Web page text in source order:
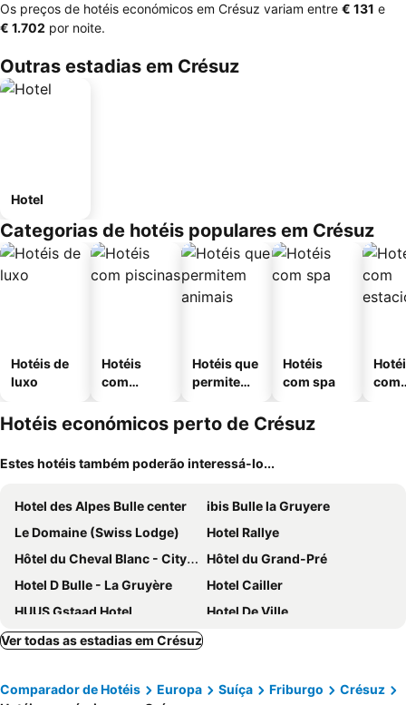
Os preços de hotéis económicos em Crésuz variam entre ‎€ 131 e
‎€ 1.702 por noite.
Outras estadias em Crésuz
Hotel
Categorias de hotéis populares em Crésuz
Hotéis de
luxo
Hotéis
com
Hotéis que
permitem
Hotéis
com spa
com
Hotéis económicos perto de Crésuz
Estes hotéis também poderão interessá-lo...
Hotel des Alpes Bulle center
ibis Bulle la Gruyere
Le Domaine (Swiss Lodge)
Hotel Rallye
Hôtel du Cheval Blanc - City center
Hôtel du Grand-Pré
Hotel D Bulle - La Gruyère
Hotel Cailler
HUUS Gstaad Hotel
Hotel De Ville
Hôtel Lion d'Or Romont
Hotel Gstaaderhof - Active & Relax Hotel
Gruyère Rooms
Ver todas as estadias em Crésuz
Comparador de Hotéis Europa Suíça Friburgo
Crésuz